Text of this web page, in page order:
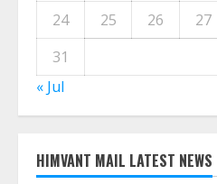
24
25 26 27
31
« Jul
HIMVANT MAIL LATEST NEWS